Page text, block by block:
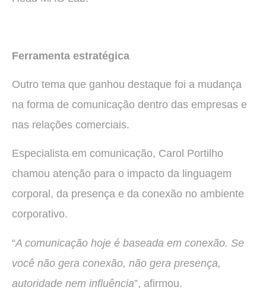
Ferramenta estratégica
Outro tema que ganhou destaque foi a mudança
na forma de comunicação dentro das empresas e
nas relações comerciais.
Especialista em comunicação, Carol Portilho
chamou atenção para o impacto da linguagem
corporal, da presença e da conexão no ambiente
corporativo.
“A comunicação hoje é baseada em conexão. Se
você não gera conexão, não gera presença,
autoridade nem influência”, afirmou.